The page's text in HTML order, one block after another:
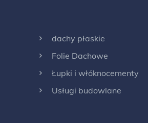
dachy płaskie
Folie Dachowe
Łupki i włóknocementy
Usługi budowlane